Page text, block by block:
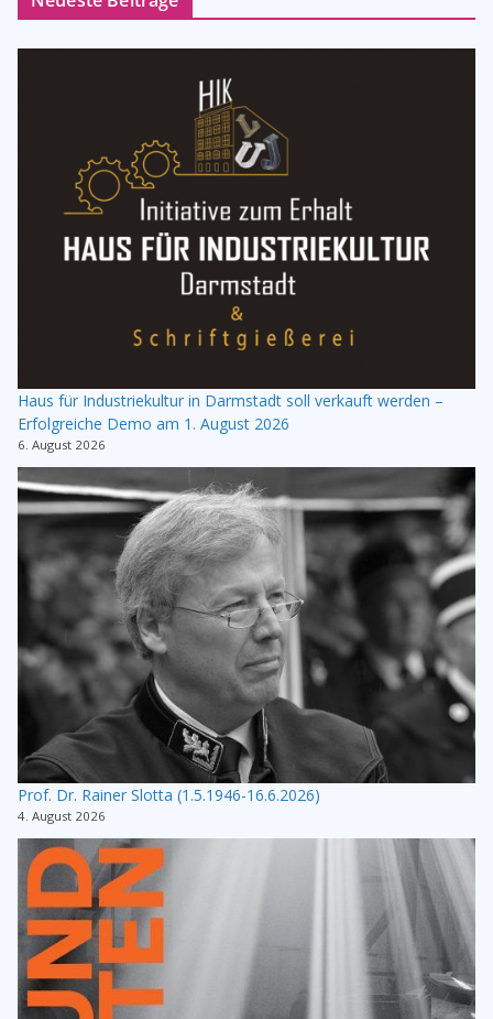
Haus für Industriekultur in Darmstadt soll verkauft werden –
Erfolgreiche Demo am 1. August 2026
6. August 2026
Prof. Dr. Rainer Slotta (1.5.1946-16.6.2026)
4. August 2026